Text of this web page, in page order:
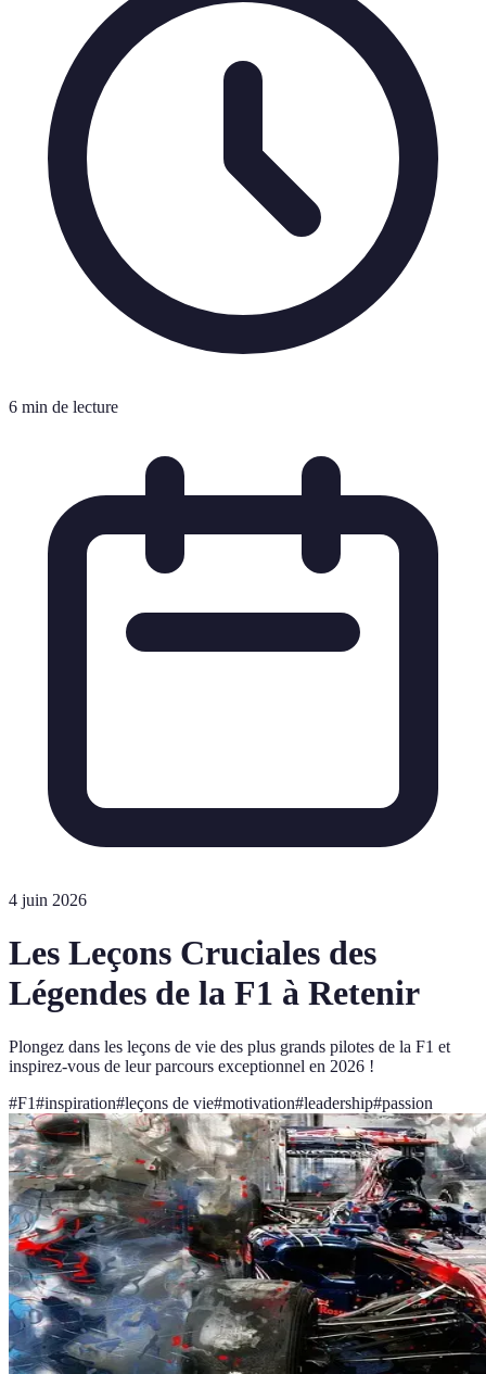
6 min de lecture
4 juin 2026
Les Leçons Cruciales des
Légendes de la F1 à Retenir
Plongez dans les leçons de vie des plus grands pilotes de la F1 et
inspirez-vous de leur parcours exceptionnel en 2026 !
#F1#inspiration#leçons de vie#motivation#leadership#passion